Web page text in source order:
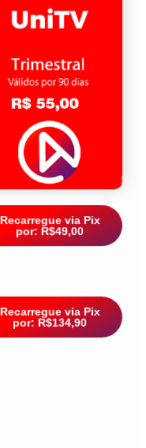
Recarregue via Pix
por: R$49,00
Recarregue via Pix
por: R$134,90